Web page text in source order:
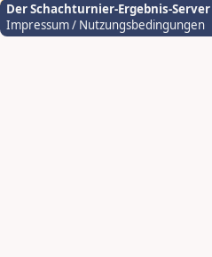
Der Schachturnier-Ergebnis-Server
Impressum / Nutzungsbedingungen